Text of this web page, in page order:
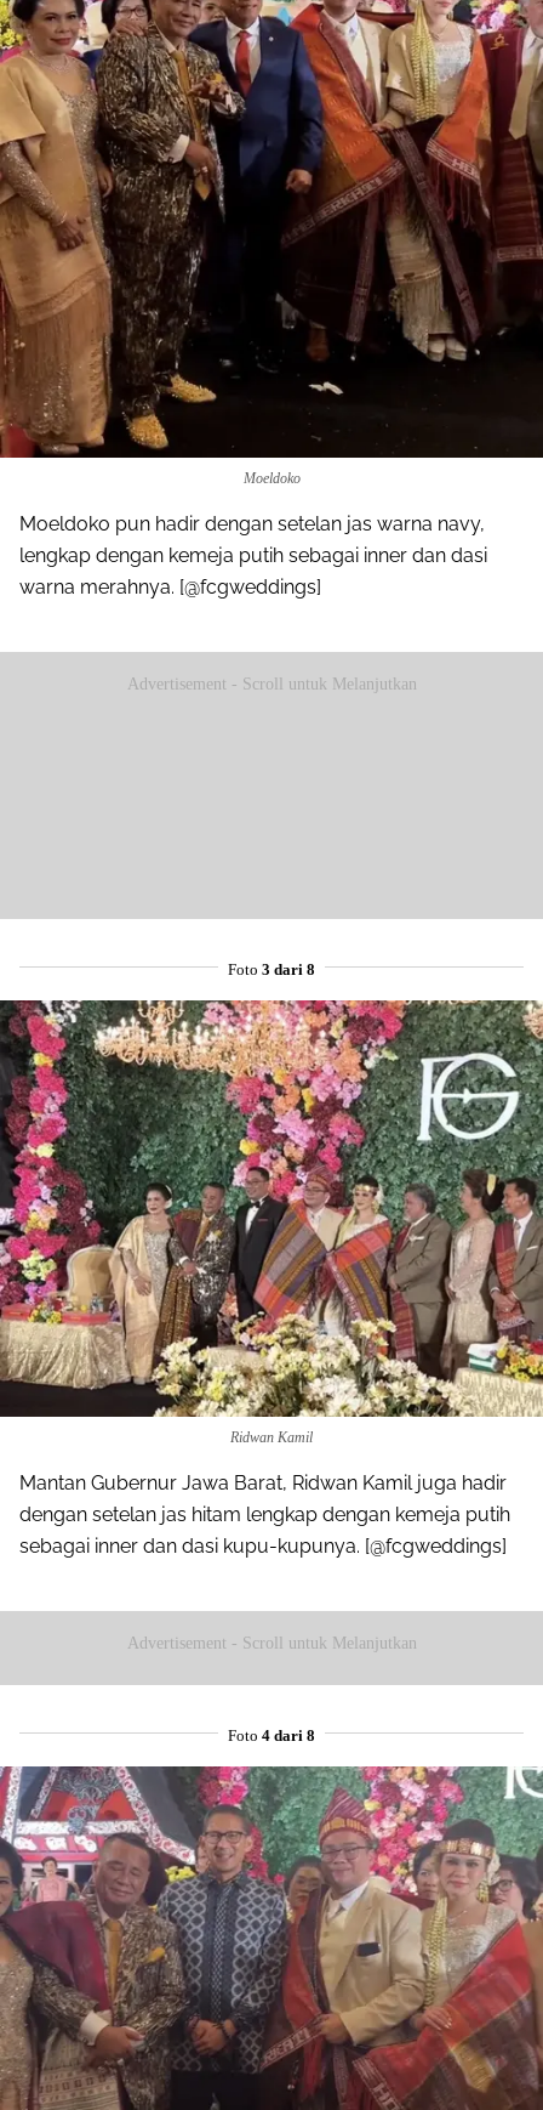
Moeldoko
Moeldoko pun hadir dengan setelan jas warna navy,
lengkap dengan kemeja putih sebagai inner dan dasi
warna merahnya. [@fcgweddings]
Advertisement - Scroll untuk Melanjutkan
Foto 3 dari 8
Ridwan Kamil
Mantan Gubernur Jawa Barat, Ridwan Kamil juga hadir
dengan setelan jas hitam lengkap dengan kemeja putih
sebagai inner dan dasi kupu-kupunya. [@fcgweddings]
Advertisement - Scroll untuk Melanjutkan
Foto 4 dari 8